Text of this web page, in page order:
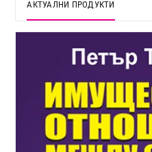
АКТУАЛНИ ПРОДУКТИ